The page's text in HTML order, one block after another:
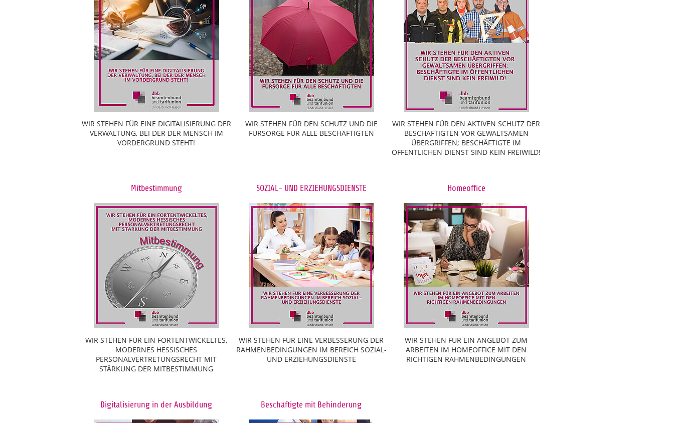
WIR STEHEN FÜR EINE DIGITALISIERUNG DER
VERWALTUNG, BEI DER DER MENSCH IM
VORDERGRUND STEHT!
WIR STEHEN FÜR DEN SCHUTZ UND DIE
FÜRSORGE FÜR ALLE BESCHÄFTIGTEN
WIR STEHEN FÜR DEN AKTIVEN SCHUTZ DER
BESCHÄFTIGTEN VOR GEWALTSAMEN
ÜBERGRIFFEN; BESCHÄFTIGTE IM
ÖFFENTLICHEN DIENST SIND KEIN FREIWILD!
Mitbestimmung
WIR STEHEN FÜR EIN FORTENTWICKELTES,
MODERNES HESSISCHES
PERSONALVERTRETUNGSRECHT MIT
STÄRKUNG DER MITBESTIMMUNG
SOZIAL- UND ERZIEHUNGSDIENSTE
WIR STEHEN FÜR EINE VERBESSERUNG DER
RAHMENBEDINGUNGEN IM BEREICH SOZIAL-
UND ERZIEHUNGSDIENSTE
Homeoffice
WIR STEHEN FÜR EIN ANGEBOT ZUM
ARBEITEN IM HOMEOFFICE MIT DEN
RICHTIGEN RAHMENBEDINGUNGEN
Digitalisierung in der Ausbildung Beschäftigte mit Behinderung